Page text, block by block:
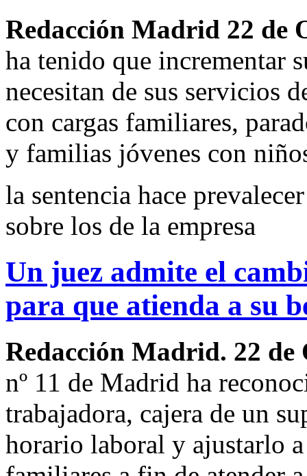
Redacción Madrid 22 de
ha tenido que incrementar
necesitan de sus servicios
con cargas familiares,
y familias jóvenes con
la sentencia hace
sobre los de la empresa
Un juez admite el
para que atienda a su
Redacción Madrid. 22
nº 11 de Madrid ha
trabajadora, cajera de un
horario laboral y ajustarlo a